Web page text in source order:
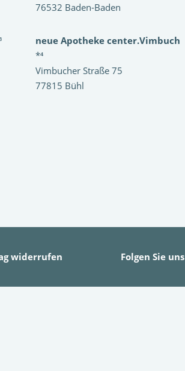
76532 Baden-Baden
neue Apotheke center.Vimbuch
*⁴
Vimbucher Straße 75
77815 Bühl
widerrufen Folgen Sie uns